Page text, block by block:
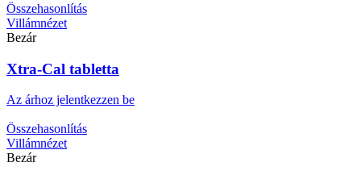
Összehasonlítás
Villámnézet
Bezár
Xtra-Cal tabletta
Az árhoz jelentkezzen be
Összehasonlítás
Villámnézet
Bezár